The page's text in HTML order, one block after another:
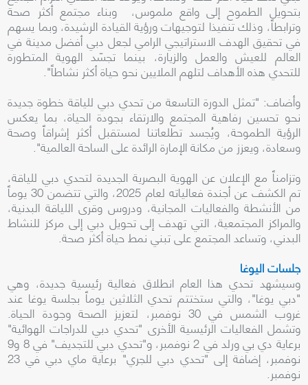
بتحويل الطموح إلى واقع ملموس، وبناء مجتمع أكثر صحة
وترابطاً، وذلك تنفيذا لتوجيهات ورؤية القيادة الرشيدة، وبما يسهم
في تحقيق الهدف الاستراتيجي الرامي لجعل دبي أفضل مدينة في
العالم للعيش والعمل والزيارة، بينما تجسّد الهوية المتطورة
للتحدي هذه الأهداف لتلهم الملايين نحو حياة أكثر نشاطاً".
وأضاف: "تمثل الدورة التاسعة من تحدي دبي للياقة خطوة جديدة
نحو تحسين رفاهية المجتمع والارتقاء بجودة الحياة، بما يعكس
الرؤية الطموحة، ويُجسد تطلعاتنا لمستقبل أكثر إشراقاً وصحة
وسعادة، ويعزز من مكانة الإمارة الرائدة على الساحة العالمية".
وتزامناً مع الإعلان عن الهوية البصرية الجديدة لتحدي دبي للياقة،
تم الكشف عن أجندة فعالياته لعام 2025، والتي تتضمن 30 يوماً
من الأنشطة والفعاليات المجانية، ودروس وقرى اللياقة البدنية،
والمراكز المجتمعية، التي تهدف إلى تحويل دبي إلى مركز للنشاط
البدني، وتساعد المجتمع على تبني نمط حياة أكثر صحة.
جلسات اليوغا
وسيشهد تحدي هذا العام انطلاق فعالية رئيسية جديدة، وهي
"دبي يوغا"، والتي ستختتم تحدي الثلاثين يوماً بجلسة يوغا عند
غروب الشمس في 30 نوفمبر، لتعزيز الصحة وجودة الحياة.
وتشمل الفعاليات الرئيسية الأخرى "تحدي دبي للدراجات الهوائية"
برعاية دي بي ورلد في 2 نوفمبر، و"تحدي دبي للتجديف" في 8 و9
نوفمبر، إضافة إلى "تحدي دبي للجري" برعاية ماي دبي في 23
نوفمبر.